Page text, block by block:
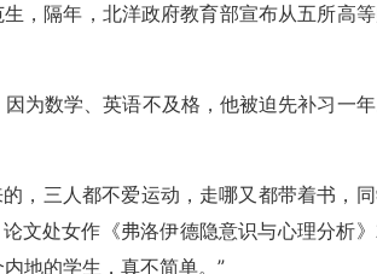
，隔年，北洋政府教育部宣布从五所高
为数学、英语不及格，他被迫先补习一年
，三人都不爱运动，走哪又都带着书，
文处女作《弗洛伊德隐意识与心理分析
地的学生，真不简单。”